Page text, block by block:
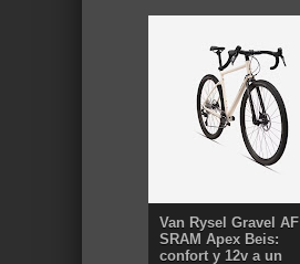
Van Rysel Gravel AF
SRAM Apex Beis:
confort y 12v a un